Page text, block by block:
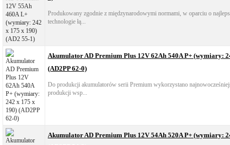
Produkowany zgodnie z międzynarodowymi normami, w oparciu o
technologie łą...
Akumulator AD Premium Plus 12V 62Ah 540A P+ (wymiary:
(AD2PP 62-0)
Do produkcji akumulatorów serii Premium wykorzystano
produkcji wsp...
Akumulator AD Premium Plus 12V 54Ah 520A P+ (wymiary: